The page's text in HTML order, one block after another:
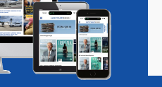
Vacatures